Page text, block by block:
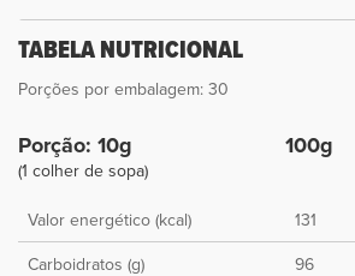
TABELA NUTRICIONAL
Porções por embalagem: 30
Porção: 10g
(1 colher de sopa)
100g
Valor energético (kcal) 131
Carboidratos (g)
96